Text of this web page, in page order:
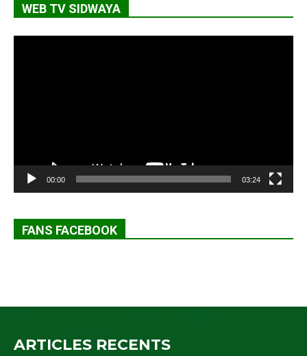
WEB TV SIDWAYA
00:00 03:24
FANS FACEBOOK
ARTICLES RECENTS